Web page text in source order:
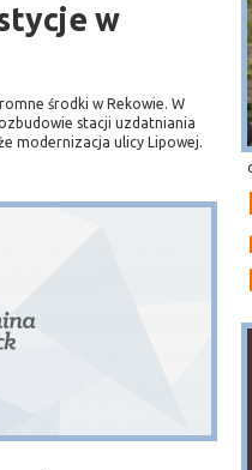
w
środki w Rekowie. W
stacji uzdatniania
modernizacja ulicy Lipowej.